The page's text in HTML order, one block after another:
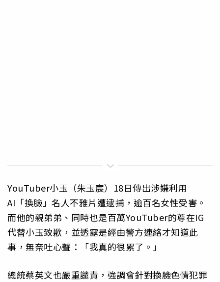
YouTuber小玉（朱玉宸）18日傳出涉嫌利用
AI「換臉」名人不雅片遭逮捕，逾百名女性受害。
而他的親弟弟、同時也是百萬YouTuber的尊在IG
代替小玉致歉，並透露是經由警方連絡才知道此
事，無奈吐心聲：「我真的很累了。」
總統蔡英文也嚴重譴責，強調會針對換臉色情犯罪